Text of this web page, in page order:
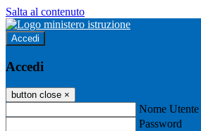
Salta al contenuto
Accedi
Accedi
button close ×
Nome Utente
Password